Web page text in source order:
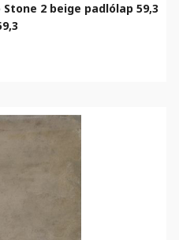
2 beige padlólap 59,3